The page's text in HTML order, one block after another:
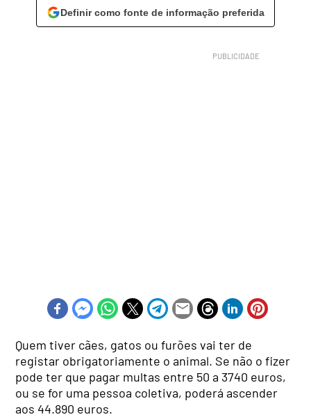
Definir como fonte de informação preferida
Quem tiver cães, gatos ou furões vai ter de
registar obrigatoriamente o animal. Se não o fizer
pode ter que pagar multas entre 50 a 3740 euros,
ou se for uma pessoa coletiva, poderá ascender
aos 44.890 euros.